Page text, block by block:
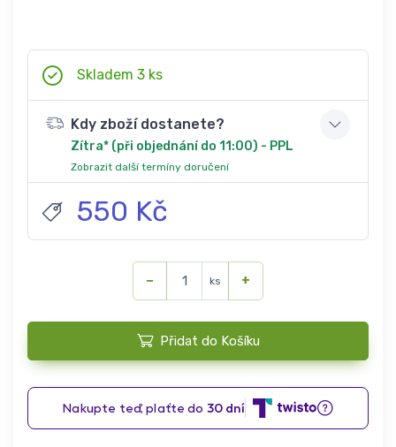
Skladem 3 ks
Kdy zboží dostanete?
Zítra* (při objednání do 11:00) - PPL
Zobrazit další termíny doručení
550 Kč
− ks +
Přidat do Košíku